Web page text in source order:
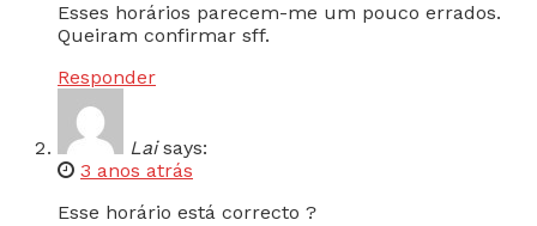
Esses horários parecem-me um pouco errados.
Queiram confirmar sff.
Responder
Lai says:
3 anos atrás
Esse horário está correcto ?